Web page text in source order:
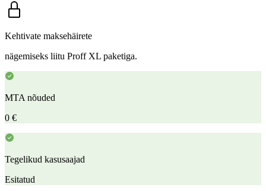
Kehtivate maksehäirete
nägemiseks liitu Proff XL paketiga.
MTA nõuded
0 €
Tegelikud kasusaajad
Esitatud